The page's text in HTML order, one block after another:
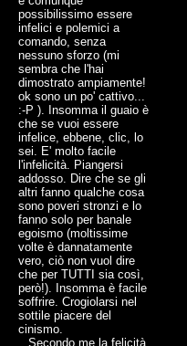
possibilissimo essere
infelici e polemici a
comando, senza
nessuno sforzo (mi
sembra che l'hai
dimostrato ampiamente!
ok sono un po' cattivo...
:-P ). Insomma il guaio è
che se vuoi essere
infelice, ebbene, clic, lo
sei. E' molto facile
l'infelicità. Piangersi
addosso. Dire che se gli
altri fanno qualche cosa
sono poveri stronzi e lo
fanno solo per banale
egoismo (moltissime
volte è dannatamente
vero, ciò non vuol dire
che per TUTTI sia così,
però!). Insomma è facile
soffrire. Crogiolarsi nel
sottile piacere del
cinismo.
Secondo me la felicità